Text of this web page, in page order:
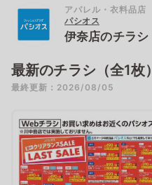
アパレル・衣料品店
パシオス
伊奈店のチラシ
最新のチラシ（全1枚）
最終更新：2026/08/05